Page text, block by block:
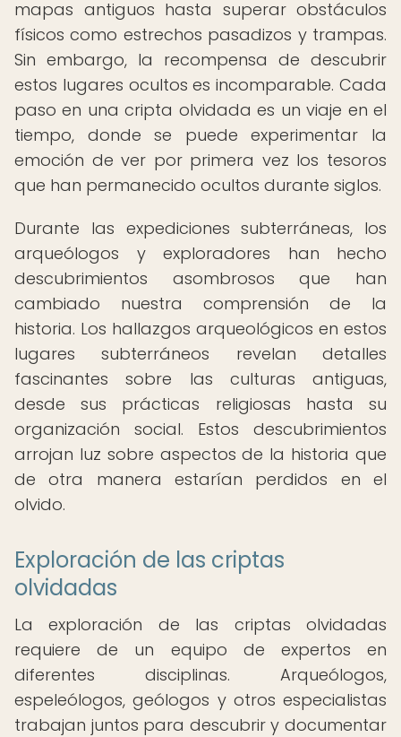
mapas antiguos hasta superar obstáculos
físicos como estrechos pasadizos y trampas.
Sin embargo, la recompensa de descubrir
estos lugares ocultos es incomparable. Cada
paso en una cripta olvidada es un viaje en el
tiempo, donde se puede experimentar la
emoción de ver por primera vez los tesoros
que han permanecido ocultos durante siglos.
Durante las expediciones subterráneas, los
arqueólogos y exploradores han hecho
descubrimientos asombrosos que han
cambiado nuestra comprensión de la
historia. Los hallazgos arqueológicos en estos
lugares subterráneos revelan detalles
fascinantes sobre las culturas antiguas,
desde sus prácticas religiosas hasta su
organización social. Estos descubrimientos
arrojan luz sobre aspectos de la historia que
de otra manera estarían perdidos en el
olvido.
Exploración de las criptas
olvidadas
La exploración de las criptas olvidadas
requiere de un equipo de expertos en
diferentes disciplinas. Arqueólogos,
espeleólogos, geólogos y otros especialistas
trabajan juntos para descubrir y documentar